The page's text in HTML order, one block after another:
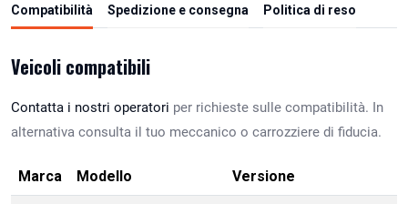
Compatibilità Spedizione e consegna Politica di reso
Veicoli compatibili
Contatta i nostri operatori per richieste sulle compatibilità. In
alternativa consulta il tuo meccanico o carrozziere di fiducia.
Marca Modello Versione